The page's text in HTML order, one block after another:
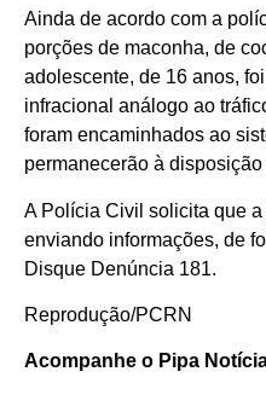
Ainda de acordo com a
porções de maconha, de
adolescente, de 16 anos,
infracional análogo ao
foram encaminhados ao
permanecerão à
A Polícia Civil solicita que
enviando informações, de
Disque Denúncia 181.
Reprodução/PCRN
Acompanhe o Pipa